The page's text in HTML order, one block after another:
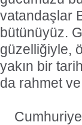
vatandaşlar
bütünüyüz.
güzelliğiyle,
yakın bir
da rahmet